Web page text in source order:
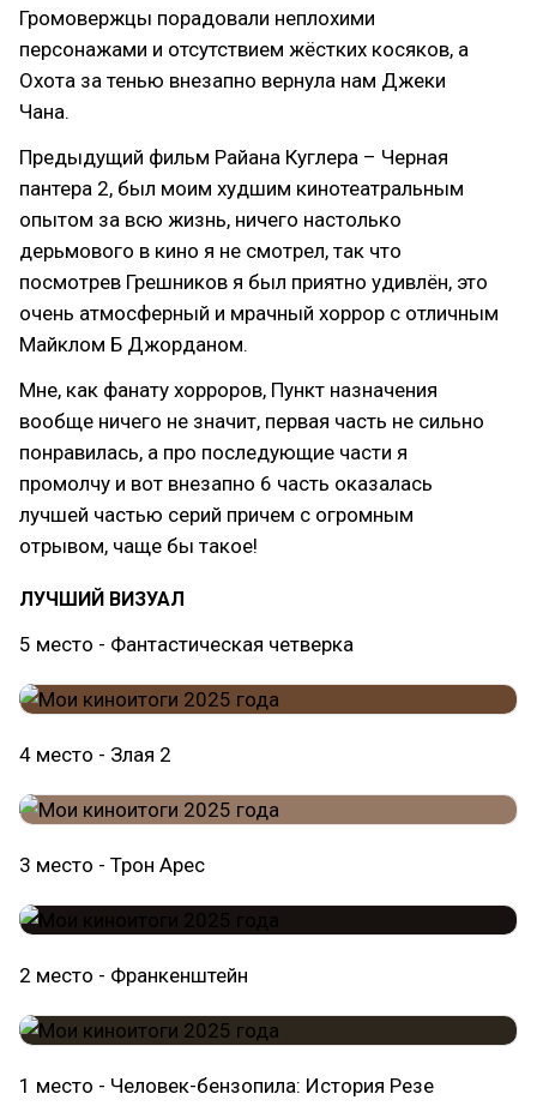
Громовержцы порадовали неплохими
персонажами и отсутствием жёстких косяков, а
Охота за тенью внезапно вернула нам Джеки
Чана.
Предыдущий фильм Райана Куглера – Черная
пантера 2, был моим худшим кинотеатральным
опытом за всю жизнь, ничего настолько
дерьмового в кино я не смотрел, так что
посмотрев Грешников я был приятно удивлён, это
очень атмосферный и мрачный хоррор с отличным
Майклом Б Джорданом.
Мне, как фанату хорроров, Пункт назначения
вообще ничего не значит, первая часть не сильно
понравилась, а про последующие части я
промолчу и вот внезапно 6 часть оказалась
лучшей частью серий причем с огромным
отрывом, чаще бы такое!
ЛУЧШИЙ ВИЗУАЛ
5 место - Фантастическая четверка
4 место - Злая 2
3 место - Трон Арес
2 место - Франкенштейн
1 место - Человек-бензопила: История Резе